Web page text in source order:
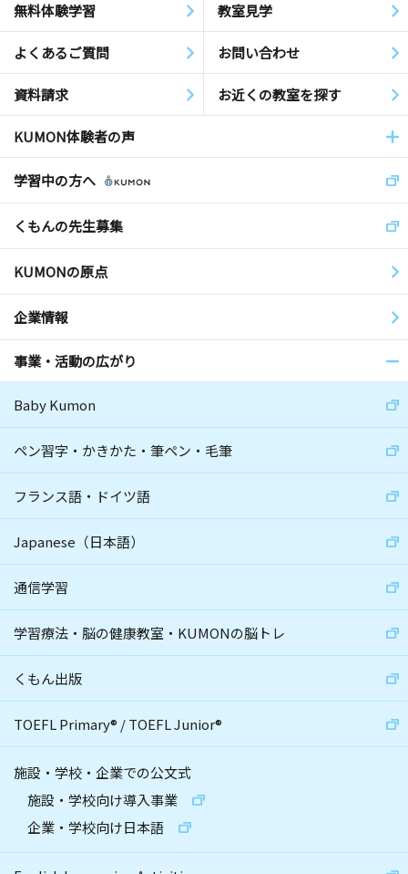
無料体験学習 教室見学
よくあるご質問 お問い合わせ
資料請求 お近くの教室を探す
KUMON体験者の声
学習中の方へ
くもんの先生募集
KUMONの原点
企業情報
事業・活動の広がり
Baby Kumon
ペン習字・かきかた・筆ペン・毛筆
フランス語・ドイツ語
Japanese（日本語）
通信学習
学習療法・脳の健康教室・KUMONの脳トレ
くもん出版
TOEFL Primary® /TOEFL Junior®
施設・学校・企業での公文式
施設・学校向け導入事業
企業・学校向け日本語